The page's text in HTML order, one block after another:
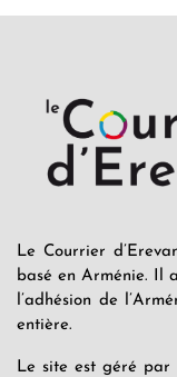
Le Courrier
basé en Arménie. Il
l’adhésion de
entière.
Le site est géré